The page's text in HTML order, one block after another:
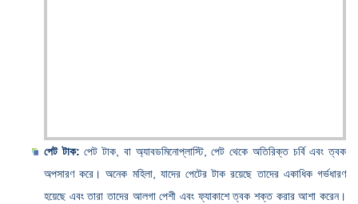
পেট টাক:পেট টাক, বা অ্যাবডমিনোপ্লাস্টি, পেট থেকে অতিরিক্ত চর্বি এবং ত্বক
অপসারণ করে। অনেক মহিলা, যাদের পেটের টাক রয়েছে তাদের একাধিক গর্ভধারণ
হয়েছে এবং তারা তাদের আলগা পেশী এবং ফ্যাকাশে ত্বক শক্ত করার আশা করেন।